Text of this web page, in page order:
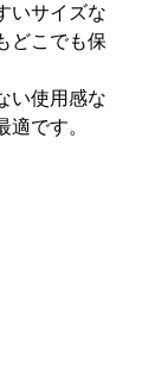
いサイズな
どこでも保
い使用感な
です。